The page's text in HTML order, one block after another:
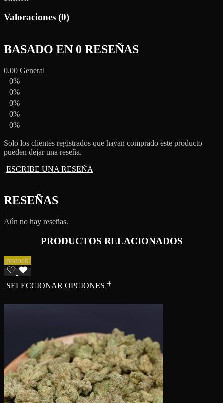
Valoraciones (0)
BASADO EN 0 RESEÑAS
0.00 General
0%
0%
0%
0%
0%
Solo los clientes registrados que hayan comprado este producto
pueden dejar una reseña.
ESCRIBE UNA RESEÑA
RESEÑAS
Aún no hay reseñas.
PRODUCTOS RELACIONADOS
¡restock!
SELECCIONAR OPCIONES